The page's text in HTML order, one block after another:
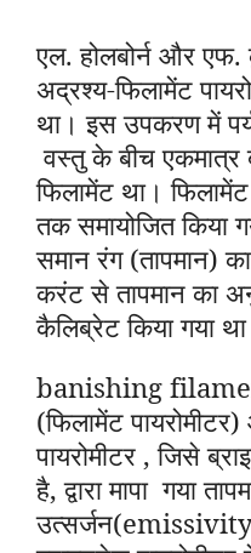
एल. होलबोर्न और एफ.
अद्रश्य-फिलामेंट
था। इस उपकरण में
वस्तु के बीच एकमात्र
फिलामेंट था।
तक समायोजित
समान रंग (तापमान)
करंट से तापमान का
कैलिब्रेट किया गया
banishing
(फिलामेंट
पायरोमीटर , जिसे
है, द्वारा मापा गया
उत्सर्जन(emissivity)